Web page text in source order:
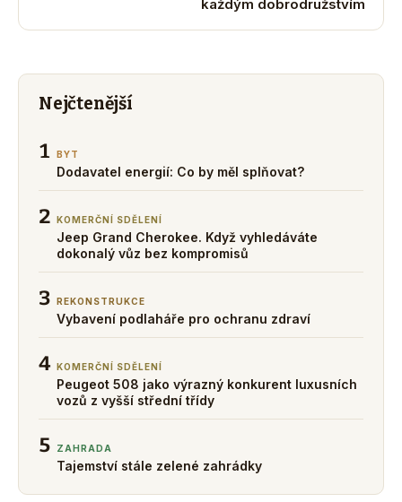
každým dobrodružstvím
Nejčtenější
1 BYT
Dodavatel energií: Co by měl splňovat?
2 KOMERČNÍ SDĚLENÍ
Jeep Grand Cherokee. Když vyhledáváte
dokonalý vůz bez kompromisů
3 REKONSTRUKCE
Vybavení podlaháře pro ochranu zdraví
4 KOMERČNÍ SDĚLENÍ
Peugeot 508 jako výrazný konkurent luxusních
vozů z vyšší střední třídy
5 ZAHRADA
Tajemství stále zelené zahrádky